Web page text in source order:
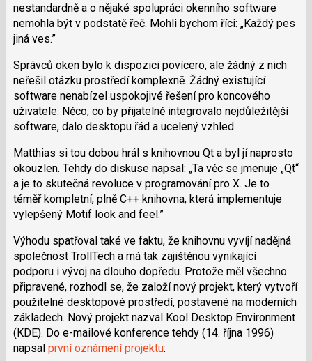
nestandardně a o nějaké spolupráci okenního software
nemohla být v podstatě řeč. Mohli bychom říci: „Každý pes
jiná ves.”
Správců oken bylo k dispozici povícero, ale žádný z nich
neřešil otázku prostředí komplexně. Žádný existující
software nenabízel uspokojivé řešení pro koncového
uživatele. Něco, co by přijatelně integrovalo nejdůležitější
software, dalo desktopu řád a ucelený vzhled.
Matthias si tou dobou hrál s knihovnou Qt a byl jí naprosto
okouzlen. Tehdy do diskuse napsal: „Ta věc se jmenuje „Qt“
a je to skutečná revoluce v programování pro X. Je to
téměř kompletní, plně C++ knihovna, která implementuje
vylepšený Motif look and feel.”
Výhodu spatřoval také ve faktu, že knihovnu vyvíjí nadějná
společnost TrollTech a má tak zajištěnou vynikající
podporu i vývoj na dlouho dopředu. Protože měl všechno
připravené, rozhodl se, že založí nový projekt, který vytvoří
použitelné desktopové prostředí, postavené na moderních
základech. Nový projekt nazval Kool Desktop Environment
(KDE). Do e-mailové konference tehdy (14. října 1996)
napsal první oznámení projektu: